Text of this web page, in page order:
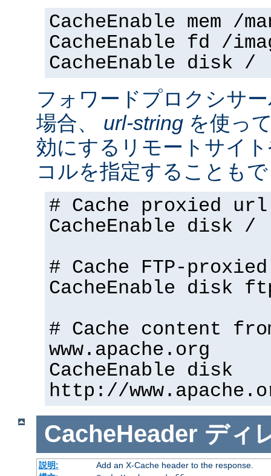
CacheEnable mem /
CacheEnable fd /
CacheEnable disk /
フォワードプロクシサ
場合、 url-string を使っ
効にするリモートサイ
コルを指定することも
# Cache proxied
CacheEnable disk /
# Cache FTP-
CacheEnable disk
# Cache content
www.apache.org
CacheEnable disk
http://
CacheHeader ディ
説明:
Add an X-Cache header to the response.